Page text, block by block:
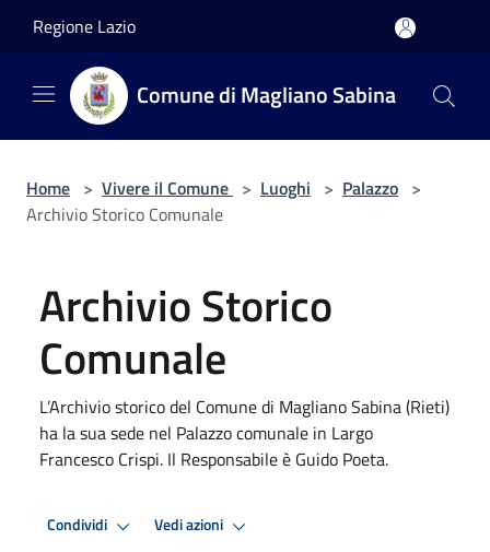
Regione Lazio
Comune di Magliano Sabina
Home > Vivere il Comune > Luoghi > Palazzo >
Archivio Storico Comunale
Archivio Storico
Comunale
L’Archivio storico del Comune di Magliano Sabina (Rieti)
ha la sua sede nel Palazzo comunale in Largo
Francesco Crispi. Il Responsabile è Guido Poeta.
Condividi Vedi azioni